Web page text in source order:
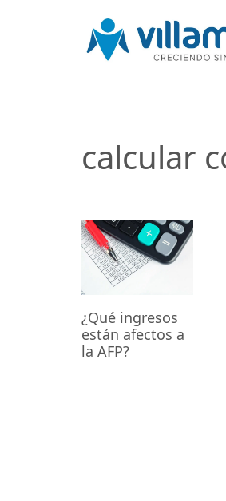
calcular
¿Qué ingresos
están afectos a
la AFP?